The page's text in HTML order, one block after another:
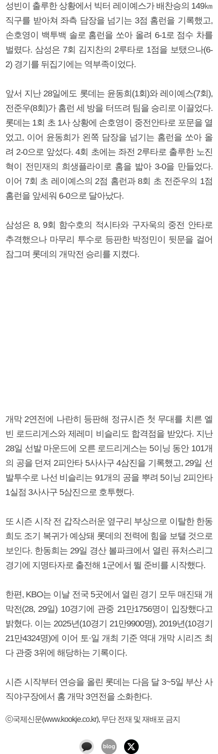
성빈이 출루한 상황에서 빅터 레이예스가 배찬승의 149㎞
직구를 받아쳐 좌측 담장을 넘기는 3점 홈런을 기록했고,
손호영이 백투백 솔로 홈런을 쏘아 올려 6-1로 점수 차를
벌렸다. 삼성은 7회 김지찬의 2루타로 1점을 보탰으나(6-
2) 경기를 뒤집기에는 역부족이었다.
앞서 지난 28일에도 롯데는 윤동희(1회)와 레이예스(7회),
전준우(8회)가 홈런 세 방을 터뜨려 팀을 승리로 이끌었다.
롯데는 1회 초 1사 상황에 손호영이 중전안타로 포문을 열
었고, 이어 윤동희가 왼쪽 담장을 넘기는 홈런을 쏘아 올
려 2-0으로 앞섰다. 4회 초에는 좌전 2루타로 출루한 노진
혁이 전민재의 희생플라이로 홈을 밟아 3-0을 만들었다.
이어 7회 초 레이예스의 2점 홈런과 8회 초 전준우의 1점
홈런을 앞세워 6-0으로 달아났다.
삼성은 8, 9회 함수호의 적시타와 구자욱의 중전 안타로
추격했으나 마무리 투수로 등판한 박정민이 뒷문을 걸어
잠그며 롯데의 개막전 승리를 지켰다.
개막 2연전에 나란히 등판해 정규시즌 첫 무대를 치른 엘
빈 로드리게스와 제레미 비슬리도 합격점을 받았다. 지난
28일 선발 마운드에 오른 로드리게스는 5이닝 동안 101개
의 공을 던져 2피안타 5사사구 4삼진을 기록했고, 29일 선
발투수로 나선 비슬리는 91개의 공을 뿌려 5이닝 2피안타
1실점 3사사구 5삼진으로 호투했다.
또 시즌 시작 전 갑작스러운 옆구리 부상으로 이탈한 한동
희도 조기 복귀가 예상돼 롯데의 전력에 힘을 보탤 것으로
보인다. 한동희는 29일 경산 볼파크에서 열린 퓨처스리그
경기에 지명타자로 출전해 1군에서 뛸 준비를 시작했다.
한편, KBO는 이날 전국 5곳에서 열린 경기 모두 매진돼 개
막전(28, 29일) 10경기에 관중 21만1756명이 입장했다고
밝혔다. 이는 2025년(10경기 21만9900명), 2019년(10경기
21만4324명)에 이어 토·일 개최 기준 역대 개막 시리즈 최
다 관중 3위에 해당하는 기록이다.
시즌 시작부터 연승을 올린 롯데는 다음 달 3~5일 부산 사
직야구장에서 홈 개막 3연전을 소화한다.
ⓒ국제신문(www.kookje.co.kr), 무단 전재 및 재배포 금지